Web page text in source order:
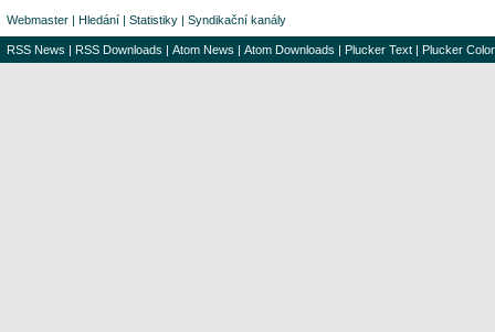
Webmaster | Hledání | Statistiky | Syndikační kanály
RSS News | RSS Downloads | Atom News | Atom Downloads | Plucker Text | Plucker Color